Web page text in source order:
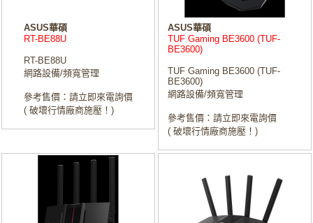
ASUS華碩
RT-BE88U
RT-BE88U
網路設備/頻寬管理
參考售價：請立即來電詢價
( 破壞行情廠商施壓！)
ASUS華碩
TUF Gaming BE3600 (TUF-
BE3600)
TUF Gaming BE3600 (TUF-
BE3600)
網路設備/頻寬管理
參考售價：請立即來電詢價
( 破壞行情廠商施壓！)